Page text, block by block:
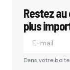
Restez
plus
Dans votre